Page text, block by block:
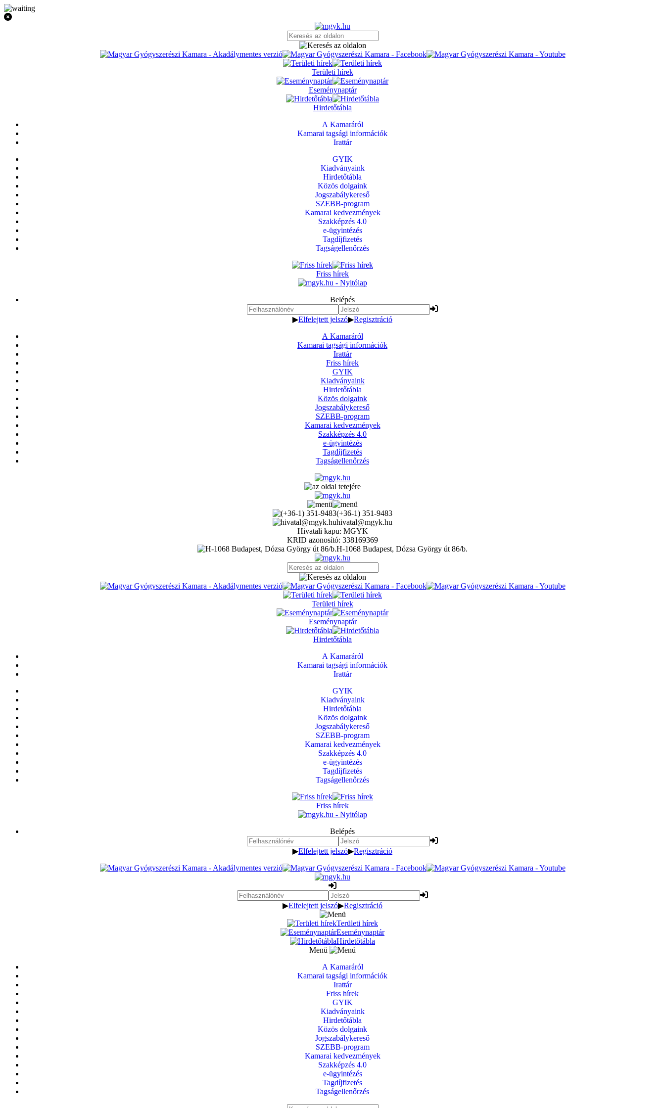
Területi hírek
Eseménynaptár
Hirdetőtábla
A Kamaráról
Kamarai tagsági információk
Irattár
GYIK
Kiadványaink
Hirdetőtábla
Közös dolgaink
Jogszabálykereső
SZEBB-program
Kamarai kedvezmények
Szakképzés 4.0
e-ügyintézés
Tagdíjfizetés
Tagságellenőrzés
Friss hírek
Belépés
▶Elfelejtett jelszó▶Regisztráció
A Kamaráról
Kamarai tagsági információk
Irattár
Friss hírek
GYIK
Kiadványaink
Hirdetőtábla
Közös dolgaink
Jogszabálykereső
SZEBB-program
Kamarai kedvezmények
Szakképzés 4.0
e-ügyintézés
Tagdíjfizetés
Tagságellenőrzés
(+36-1) 351-9483
hivatal@mgyk.hu
Hivatali kapu: MGYK
KRID azonosító: 338169369
H-1068 Budapest, Dózsa György út 86/b.
Területi hírek
Eseménynaptár
Hirdetőtábla
A Kamaráról
Kamarai tagsági információk
Irattár
GYIK
Kiadványaink
Hirdetőtábla
Közös dolgaink
Jogszabálykereső
SZEBB-program
Kamarai kedvezmények
Szakképzés 4.0
e-ügyintézés
Tagdíjfizetés
Tagságellenőrzés
Friss hírek
Belépés
▶Elfelejtett jelszó▶Regisztráció
▶Elfelejtett jelszó▶Regisztráció
Területi hírek
Eseménynaptár
Hirdetőtábla
Menü
A Kamaráról
Kamarai tagsági információk
Irattár
Friss hírek
GYIK
Kiadványaink
Hirdetőtábla
Közös dolgaink
Jogszabálykereső
SZEBB-program
Kamarai kedvezmények
Szakképzés 4.0
e-ügyintézés
Tagdíjfizetés
Tagságellenőrzés